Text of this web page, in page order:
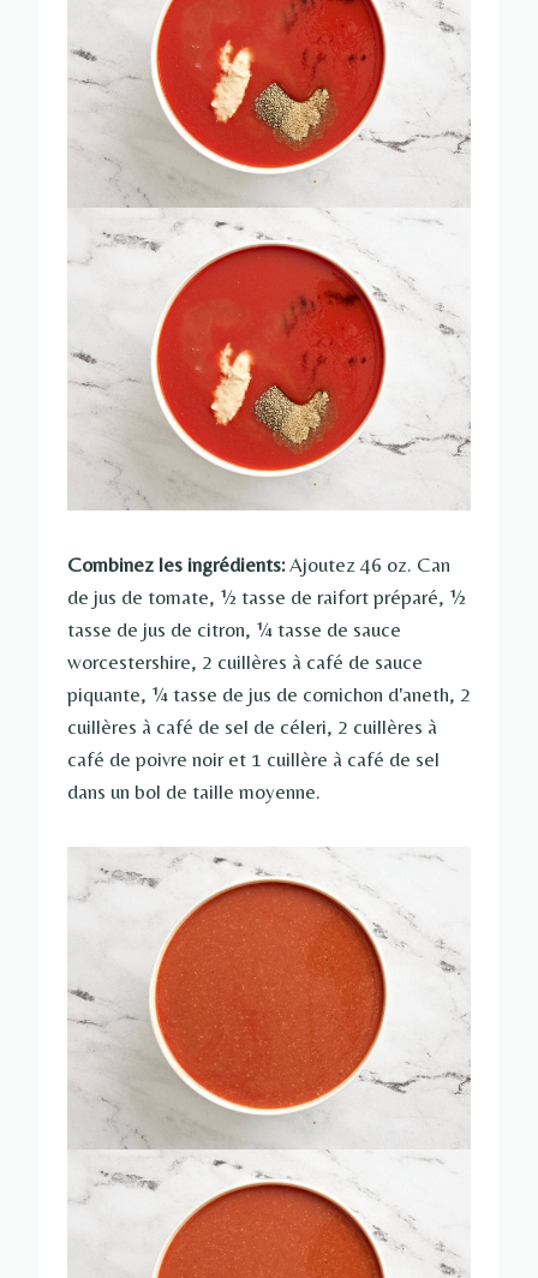
Combinez les ingrédients:Ajoutez 46 oz. Can
de jus de tomate, ½ tasse de raifort préparé, ½
tasse de jus de citron, ¼ tasse de sauce
worcestershire, 2 cuillères à café de sauce
piquante, ¼ tasse de jus de cornichon d'aneth, 2
cuillères à café de sel de céleri, 2 cuillères à
café de poivre noir et 1 cuillère à café de sel
dans un bol de taille moyenne.